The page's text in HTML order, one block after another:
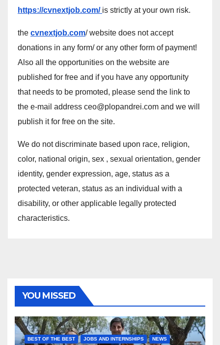
https://cvnextjob.com/ is strictly at your own risk.
the cvnextjob.com/ website does not accept
donations in any form/ or any other form of payment!
Also all the opportunities on the website are
published for free and if you have any opportunity
that needs to be promoted, please send the link to
the e-mail address ceo@plopandrei.com and we will
publish it for free on the site.
We do not discriminate based upon race, religion,
color, national origin, sex , sexual orientation, gender
identity, gender expression, age, status as a
protected veteran, status as an individual with a
disability, or other applicable legally protected
characteristics.
YOU MISSED
BEST OF THE BEST JOBS AND INTERNSHIPS NEWS